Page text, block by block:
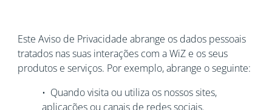
Este Aviso de Privacidade abrange os dados pessoais
tratados nas suas interações com a WiZ e os seus
produtos e serviços. Por exemplo, abrange o seguinte:
• Quando visita ou utiliza os nossos sites,
aplicações ou canais de redes sociais.